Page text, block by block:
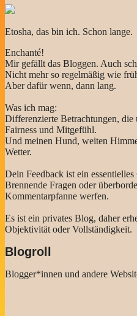
Etosha, das bin ich. Schon lange.
Enchanté!
Mir gefällt das Bloggen. Auch
Nicht mehr so regelmäßig wie
Aber dafür wenn, dann lang.
Was ich mag:
Differenzierte Betrachtungen,
Fairness und Mitgefühl.
Und meinen Hund, weiten
Wetter.
Dein Feedback ist ein
Brennende Fragen oder
Kommentarpfanne werfen.
Es ist ein privates Blog, daher
Objektivität oder Vollständigkeit.
Blogroll
Blogger*innen und andere